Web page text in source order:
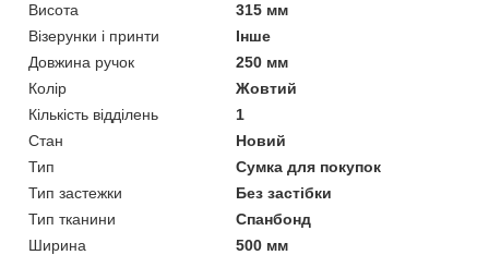
Висота
315 мм
Візерунки і принти
Інше
Довжина ручок
250 мм
Колір
Жовтий
Кількість відділень
1
Стан
Новий
Тип
Сумка для покупок
Тип застежки
Без застібки
Тип тканини
Спанбонд
Ширина
500 мм